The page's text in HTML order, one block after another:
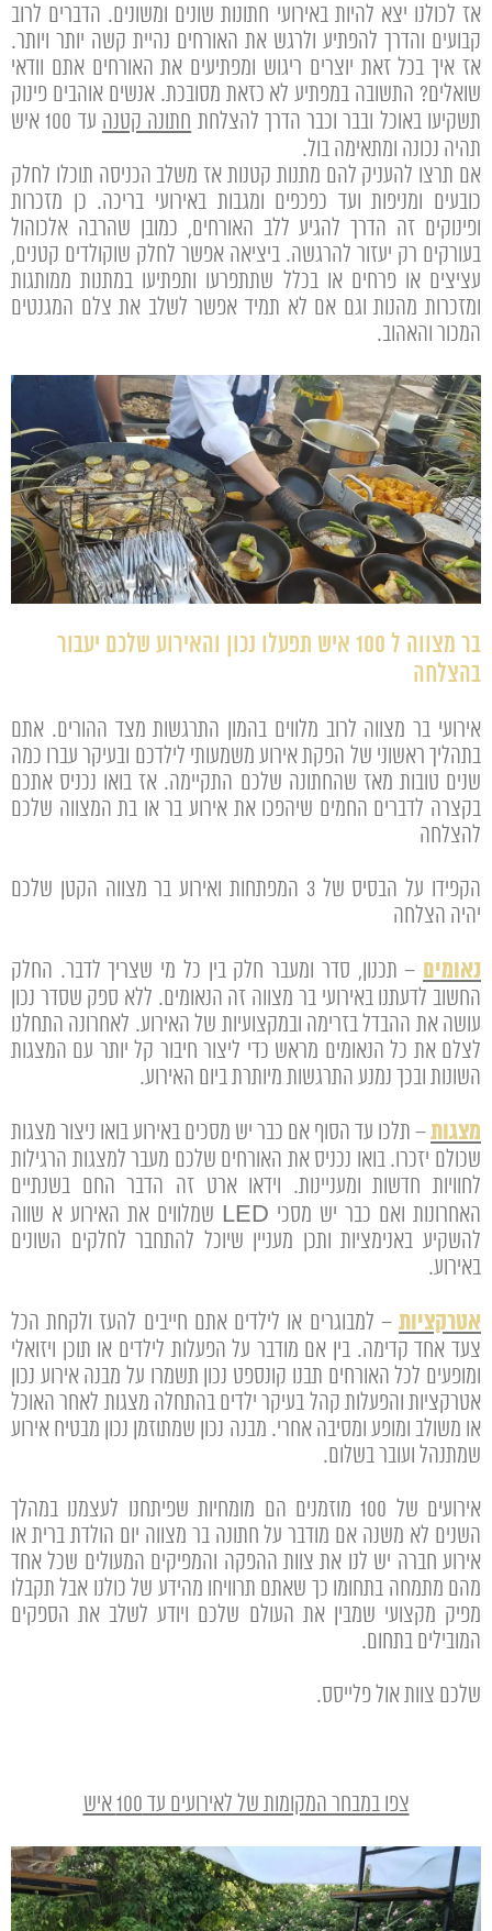
אז לכולנו יצא להיות באירועי חתונות שונים ומשונים. הדברים לרוב
קבועים והדרך להפתיע ולרגש את האורחים נהיית קשה יותר ויותר.
אז איך בכל זאת יוצרים ריגוש ומפתיעים את האורחים אתם וודאי
שואלים? התשובה במפתיע לא כזאת מסובכת. אנשים אוהבים פינוק
תשקיעו באוכל ובבר וכבר הדרך להצלחת חתונה קטנה
עד 100 איש
תהיה נכונה ומתאימה בול.
אם תרצו להעניק להם מתנות קטנות אז משלב הכניסה תוכלו לחלק
כובעים ומניפות ועד כפכפים ומגבות באירועי בריכה. כן מזכרות
ופינוקים זה הדרך להגיע ללב האורחים, כמובן שהרבה אלכוהול
בעורקים רק יעזור להרגשה. ביציאה אפשר לחלק שוקולדים קטנים,
עציצים או פרחים או בכלל שתתפרעו ותפתיעו במתנות ממותגות
ומזכרות מהנות וגם אם לא תמיד אפשר לשלב את צלם המגנטים
המכור והאהוב.
בר מצווה ל 100 איש תפעלו נכון והאירוע שלכם יעבור
בהצלחה
אירועי בר מצווה לרוב מלווים בהמון התרגשות מצד ההורים. אתם
בתהליך ראשוני של הפקת אירוע משמעותי לילדכם ובעיקר עברו כמה
שנים טובות מאז שהחתונה שלכם התקיימה. אז בואו נכניס אתכם
בקצרה לדברים החמים שיהפכו את אירוע בר או בת המצווה שלכם
להצלחה
הקפידו על הבסיס של 3 המפתחות ואירוע בר מצווה הקטן שלכם
יהיה הצלחה
נאומים – תכנון, סדר ומעבר חלק בין כל מי שצריך לדבר. החלק
החשוב לדעתנו באירועי בר מצווה זה הנאומים. ללא ספק שסדר נכון
עושה את ההבדל בזרימה ובמקצועיות של האירוע. לאחרונה התחלנו
לצלם את כל הנאומים מראש כדי ליצור חיבור קל יותר עם המצגות
השונות ובכך נמנע התרגשות מיותרת ביום האירוע.
מצגות– תלכו עד הסוף אם כבר יש מסכים באירוע בואו ניצור מצגות
שכולם יזכרו. בואו נכניס את האורחים שלכם מעבר למצגות הרגילות
לחוויות חדשות ומעניינות. וידאו ארט זה הדבר החם בשנתיים
האחרונות ואם כבר יש מסכי LED שמלווים את האירוע א שווה
להשקיע באנימציות ותכן מעניין שיוכל להתחבר לחלקים השונים
באירוע.
אטרקציות – למבוגרים או לילדים אתם חייבים להעז ולקחת הכל
צעד אחד קדימה. בין אם מודבר על הפעלות לילדים או תוכן ויזואלי
ומופעים לכל האורחים תבנו קונספט נכון תשמרו על מבנה אירוע נכון
אטרקציות והפעלות קהל בעיקר ילדים בהתחלה מצגות לאחר האוכל
או משולב ומופע ומסיבה אחרי. מבנה נכון שמתוזמן נכון מבטיח אירוע
שמתנהל ועובר בשלום.
אירועים של 100 מוזמנים הם מומחיות שפיתחנו לעצמנו במהלך
השנים לא משנה אם מודבר על חתונה בר מצווה יום הולדת ברית או
אירוע חברה יש לנו את צוות ההפקה והמפיקים המעולים שכל אחד
מהם מתמחה בתחומו כך שאתם תרוויחו מהידע של כולנו אבל תקבלו
מפיק מקצועי שמבין את העולם שלכם ויודע לשלב את הספקים
המובילים בתחום.
שלכם צוות אול פלייסס.
צפו במבחר המקומות של לאירועים עד 100 איש